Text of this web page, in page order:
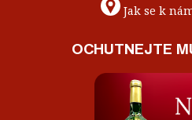
Jak se k
OCHUTNEJTE